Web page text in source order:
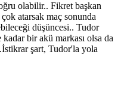
olabilir.. Fikret başkan
atarsak maç sonunda
düşüncesi.. Tudor
kadar bir akü markası olsa da
şart, Tudor'la yola